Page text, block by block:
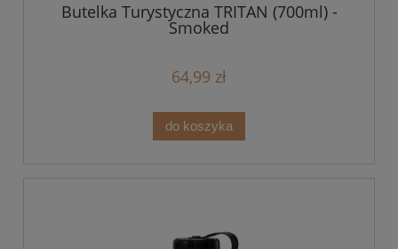
Butelka Turystyczna TRITAN (700ml) -
Smoked
64,99 zł
do koszyka